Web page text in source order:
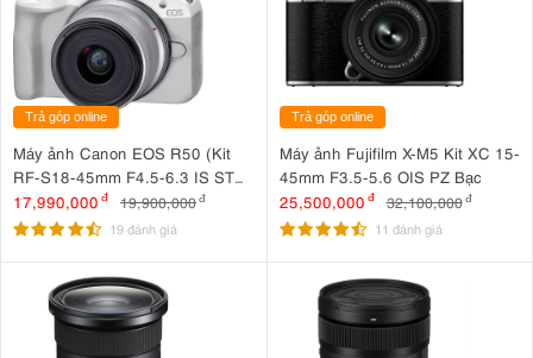
Trả góp online
Máy ảnh Canon EOS R50 (Kit
RF-S18-45mm F4.5-6.3 IS STM
Trắng)
17,990,000 đ 19,900,000đ
19 đánh giá
Trả góp online
Máy ảnh Fujifilm X-M5 Kit XC 15-
45mm F3.5-5.6 OIS PZ Bạc
25,500,000 đ 32,100,000 đ
11 đánh giá